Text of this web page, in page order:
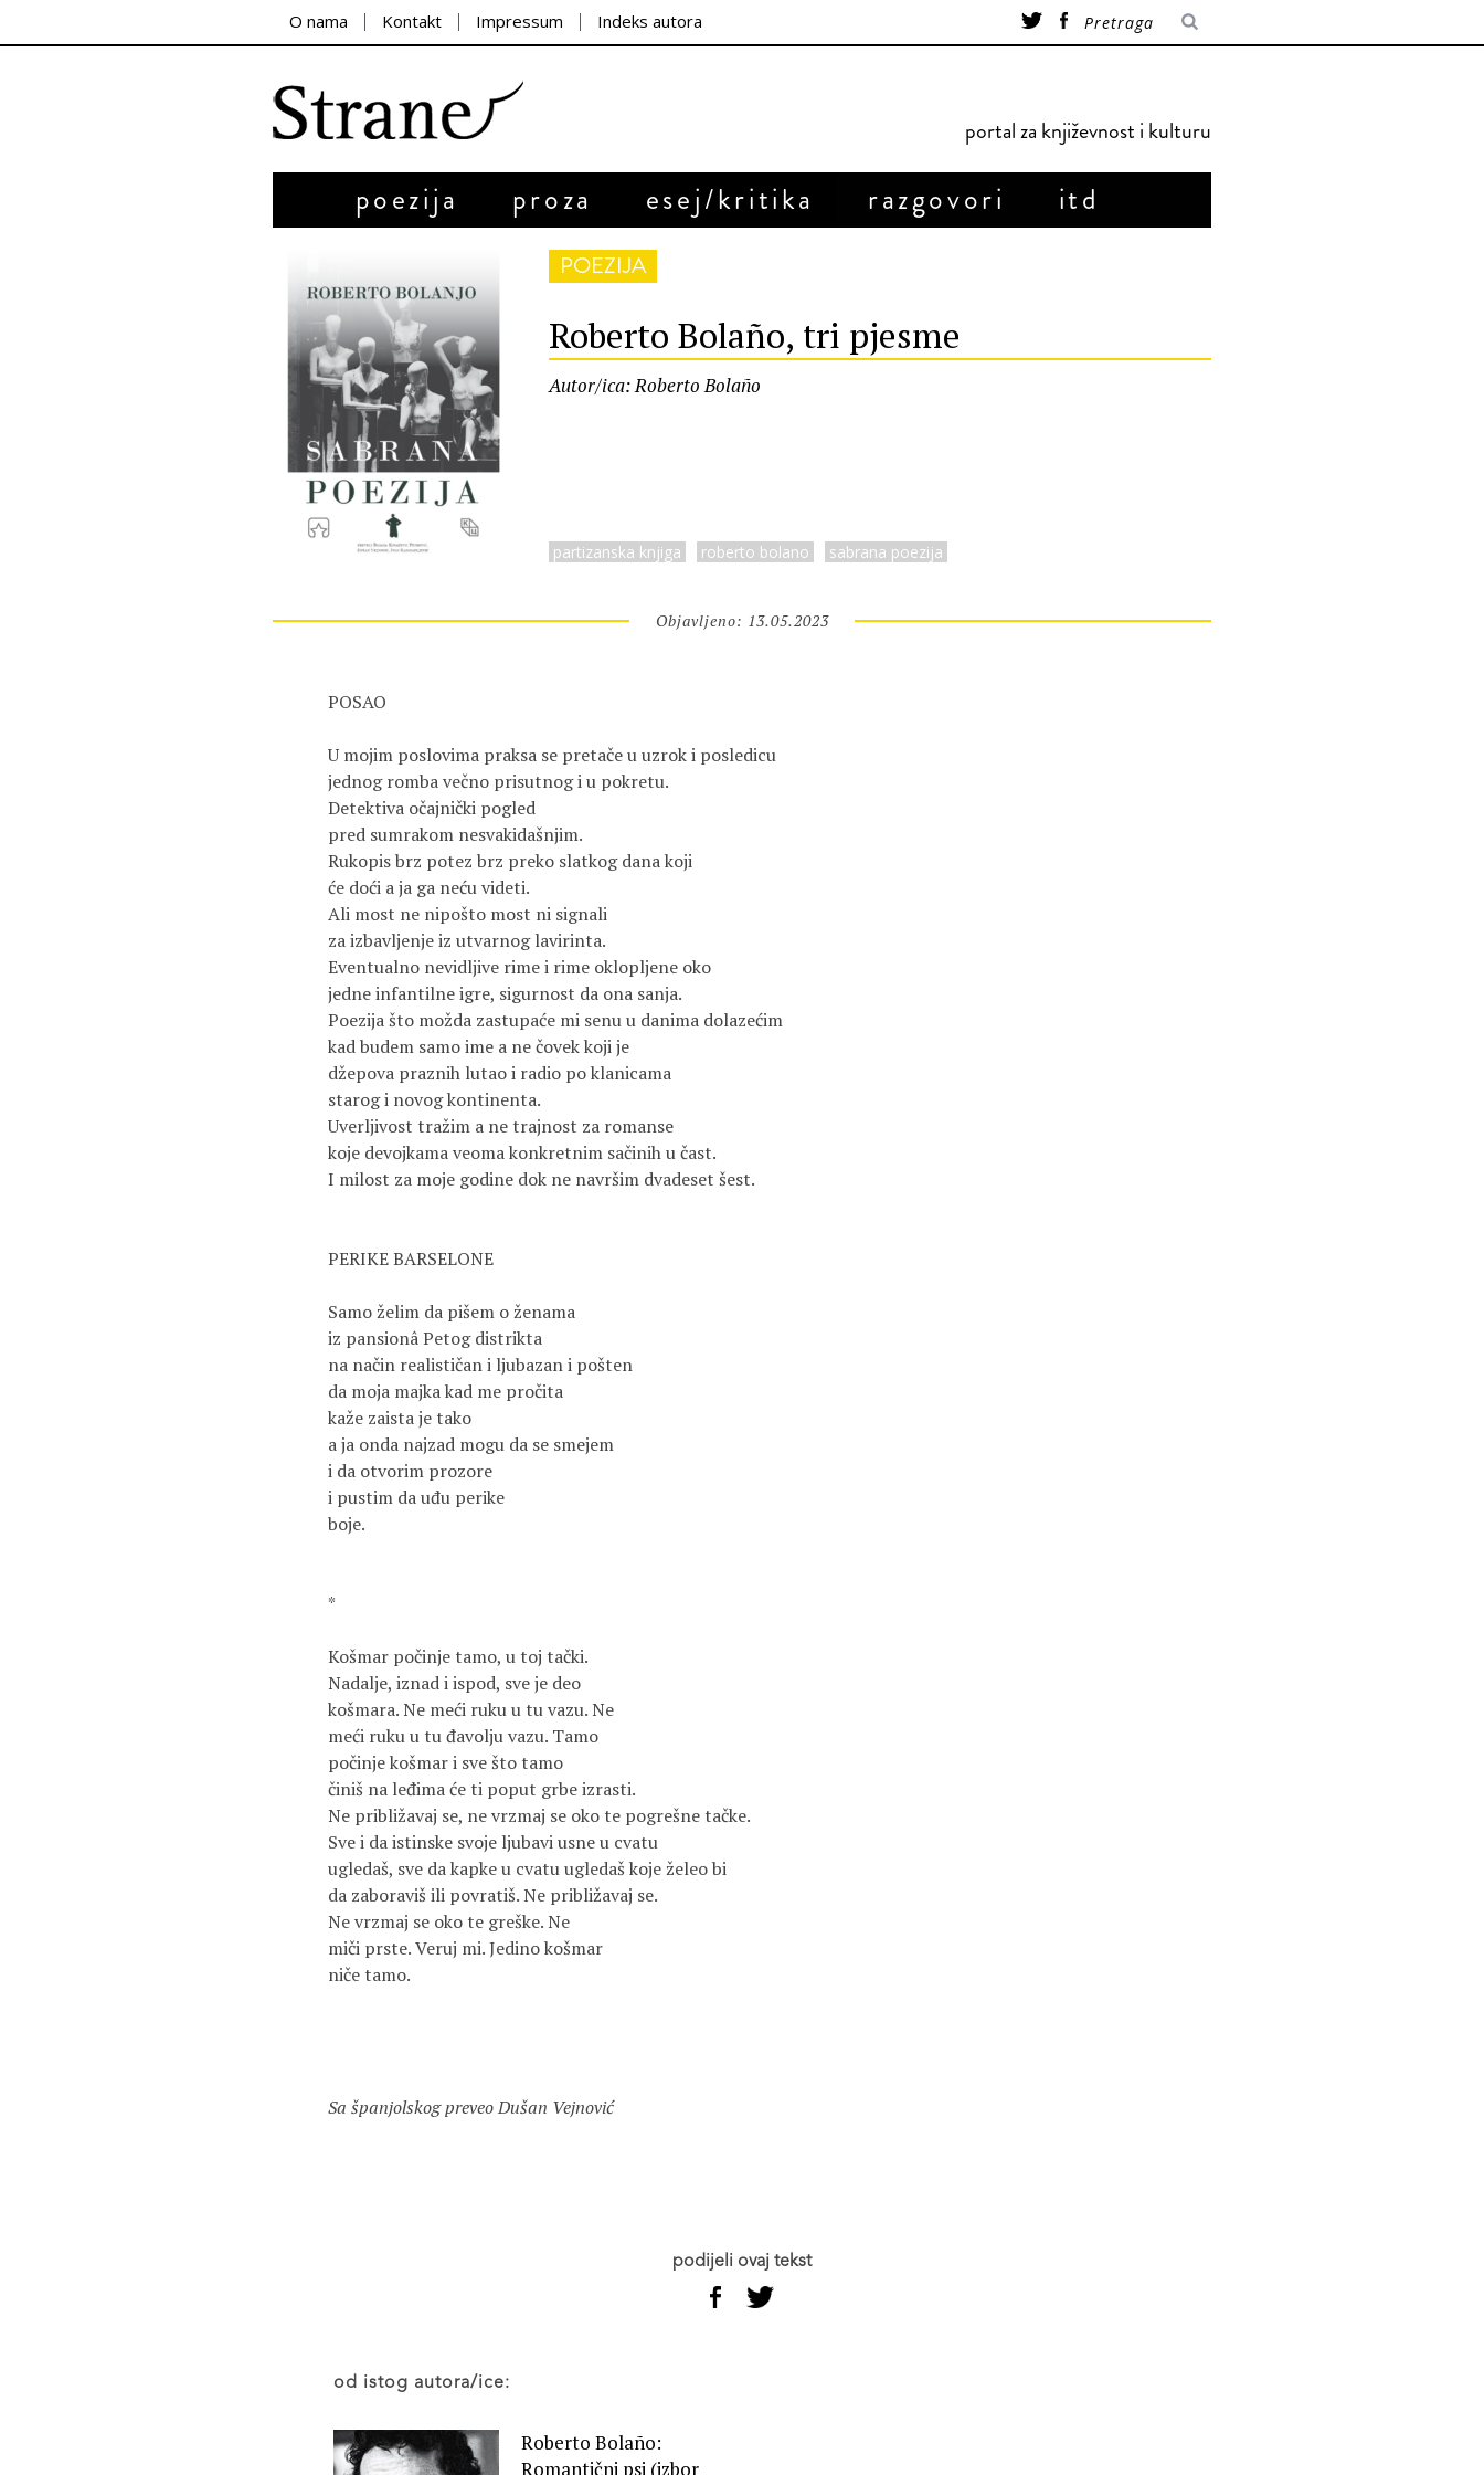
O nama Kontakt Impressum Indeks autora
portal za književnost i kulturu
poezija proza esej/kritika razgovori itd
POEZIJA
Roberto Bolaño, tri pjesme
Autor/ica: Roberto Bolaño
partizanska knjiga roberto bolano sabrana poezija
Objavljeno: 13.05.2023
POSAO
U mojim poslovima praksa se pretače u uzrok i posledicu
jednog romba večno prisutnog i u pokretu.
Detektiva očajnički pogled
pred sumrakom nesvakidašnjim.
Rukopis brz potez brz preko slatkog dana koji
će doći a ja ga neću videti.
Ali most ne nipošto most ni signali
za izbavljenje iz utvarnog lavirinta.
Eventualno nevidljive rime i rime oklopljene oko
jedne infantilne igre, sigurnost da ona sanja.
Poezija što možda zastupaće mi senu u danima dolazećim
kad budem samo ime a ne čovek koji je
džepova praznih lutao i radio po klanicama
starog i novog kontinenta.
Uverljivost tražim a ne trajnost za romanse
koje devojkama veoma konkretnim sačinih u čast.
I milost za moje godine dok ne navršim dvadeset šest.
PERIKE BARSELONE
Samo želim da pišem o ženama
iz pansionâ Petog distrikta
na način realističan i ljubazan i pošten
da moja majka kad me pročita
kaže zaista je tako
a ja onda najzad mogu da se smejem
i da otvorim prozore
i pustim da uđu perike
boje.
*
Košmar počinje tamo, u toj tački.
Nadalje, iznad i ispod, sve je deo
košmara. Ne meći ruku u tu vazu. Ne
meći ruku u tu đavolju vazu. Tamo
počinje košmar i sve što tamo
činiš na leđima će ti poput grbe izrasti.
Ne približavaj se, ne vrzmaj se oko te pogrešne tačke.
Sve i da istinske svoje ljubavi usne u cvatu
ugledaš, sve da kapke u cvatu ugledaš koje želeo bi
da zaboraviš ili povratiš. Ne približavaj se.
Ne vrzmaj se oko te greške. Ne
miči prste. Veruj mi. Jedino košmar
podijeli ovaj tekst
od istog autora/ice:
Roberto Bolaño:
Romantični psi (izbor